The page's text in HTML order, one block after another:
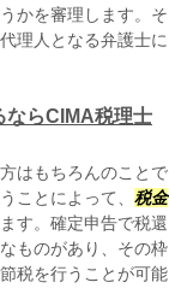
かを審理します。そ
理人となる弁護士に
ならCIMA税理士
はもちろんのことで
ことによって、 税金
す。確定申告で税還
ものがあり、その枠
税を行うことが可能